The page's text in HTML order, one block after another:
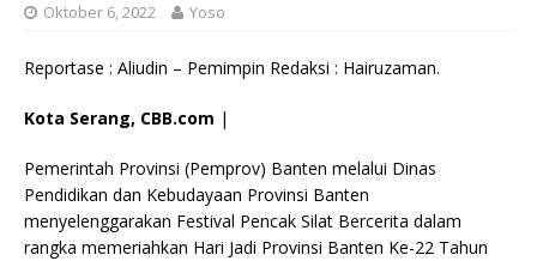
Oktober 6, 2022 Yoso
Reportase : Aliudin – Pemimpin Redaksi : Hairuzaman.
Kota Serang, CBB.com |
Pemerintah Provinsi (Pemprov) Banten melalui Dinas
Pendidikan dan Kebudayaan Provinsi Banten
menyelenggarakan Festival Pencak Silat Bercerita dalam
rangka memeriahkan Hari Jadi Provinsi Banten Ke-22 Tahun